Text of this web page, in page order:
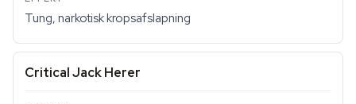
Tung, narkotisk kropsafslapning
Critical Jack Herer